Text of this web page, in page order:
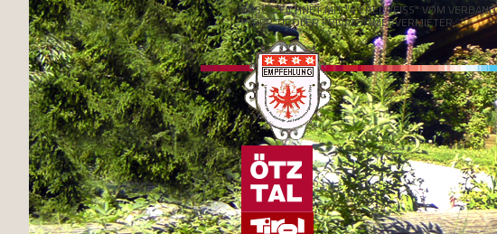
AUSGEZEICHNET MIT "4 EDELWEISS" VOM VERBAND
DER TIROLER PRIVATZIMMERVERMIETER